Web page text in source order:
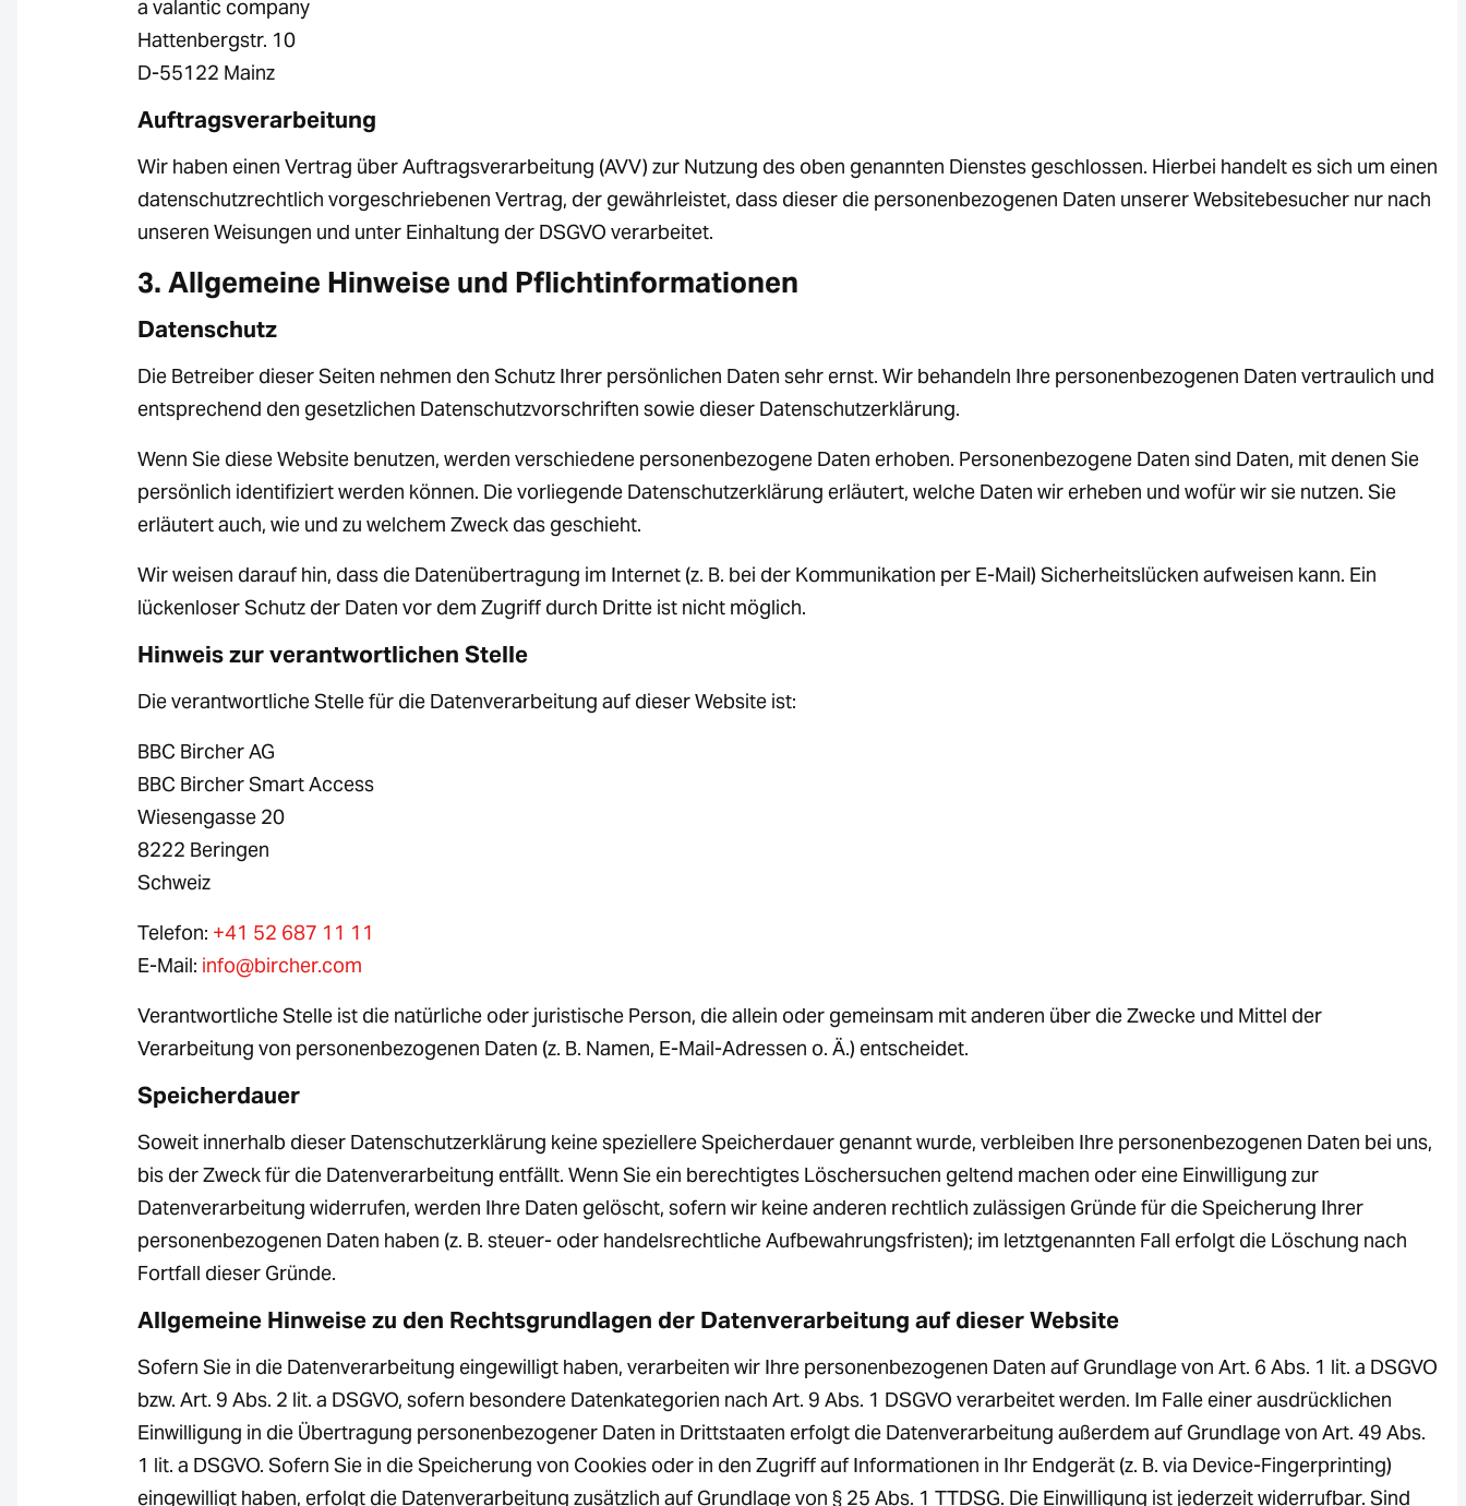
a valantic company
Hattenbergstr. 10
D-55122 Mainz
Auftragsverarbeitung
Wir haben einen Vertrag über Auftragsverarbeitung (AVV) zur Nutzung des oben genannten Dienstes geschlossen. Hierbei handelt es sich um einen
datenschutzrechtlich vorgeschriebenen Vertrag, der gewährleistet, dass dieser die personenbezogenen Daten unserer Websitebesucher nur nach
unseren Weisungen und unter Einhaltung der DSGVO verarbeitet.
3. Allgemeine Hinweise und Pflichtinformationen
Datenschutz
Die Betreiber dieser Seiten nehmen den Schutz Ihrer persönlichen Daten sehr ernst. Wir behandeln Ihre personenbezogenen Daten vertraulich und
entsprechend den gesetzlichen Datenschutzvorschriften sowie dieser Datenschutzerklärung.
Wenn Sie diese Website benutzen, werden verschiedene personenbezogene Daten erhoben. Personenbezogene Daten sind Daten, mit denen Sie
persönlich identifiziert werden können. Die vorliegende Datenschutzerklärung erläutert, welche Daten wir erheben und wofür wir sie nutzen. Sie
erläutert auch, wie und zu welchem Zweck das geschieht.
Wir weisen darauf hin, dass die Datenübertragung im Internet (z. B. bei der Kommunikation per E-Mail) Sicherheitslücken aufweisen kann. Ein
lückenloser Schutz der Daten vor dem Zugriff durch Dritte ist nicht möglich.
Hinweis zur verantwortlichen Stelle
Die verantwortliche Stelle für die Datenverarbeitung auf dieser Website ist:
BBC Bircher AG
BBC Bircher Smart Access
Wiesengasse 20
8222 Beringen
Schweiz
Telefon: +41 52 687 11 11
E-Mail: info@bircher.com
Verantwortliche Stelle ist die natürliche oder juristische Person, die allein oder gemeinsam mit anderen über die Zwecke und Mittel der
Verarbeitung von personenbezogenen Daten (z. B. Namen, E-Mail-Adressen o. Ä.) entscheidet.
Speicherdauer
Soweit innerhalb dieser Datenschutzerklärung keine speziellere Speicherdauer genannt wurde, verbleiben Ihre personenbezogenen Daten bei uns,
bis der Zweck für die Datenverarbeitung entfällt. Wenn Sie ein berechtigtes Löschersuchen geltend machen oder eine Einwilligung zur
Datenverarbeitung widerrufen, werden Ihre Daten gelöscht, sofern wir keine anderen rechtlich zulässigen Gründe für die Speicherung Ihrer
personenbezogenen Daten haben (z. B. steuer- oder handelsrechtliche Aufbewahrungsfristen); im letztgenannten Fall erfolgt die Löschung nach
Fortfall dieser Gründe.
Allgemeine Hinweise zu den Rechtsgrundlagen der Datenverarbeitung auf dieser Website
Sofern Sie in die Datenverarbeitung eingewilligt haben, verarbeiten wir Ihre personenbezogenen Daten auf Grundlage von Art. 6 Abs. 1 lit. a DSGVO
bzw. Art. 9 Abs. 2 lit. a DSGVO, sofern besondere Datenkategorien nach Art. 9 Abs. 1 DSGVO verarbeitet werden. Im Falle einer ausdrücklichen
Einwilligung in die Übertragung personenbezogener Daten in Drittstaaten erfolgt die Datenverarbeitung außerdem auf Grundlage von Art. 49 Abs.
1 lit. a DSGVO. Sofern Sie in die Speicherung von Cookies oder in den Zugriff auf Informationen in Ihr Endgerät (z. B. via Device-Fingerprinting)
eingewilligt haben, erfolgt die Datenverarbeitung zusätzlich auf Grundlage von § 25 Abs. 1 TTDSG. Die Einwilligung ist jederzeit widerrufbar. Sind